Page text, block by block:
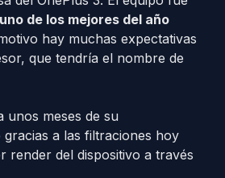
uno de los mejores del año
hay muchas expectativas
que tendría el nombre de
unos meses de su
a las filtraciones hoy
render del dispositivo a través